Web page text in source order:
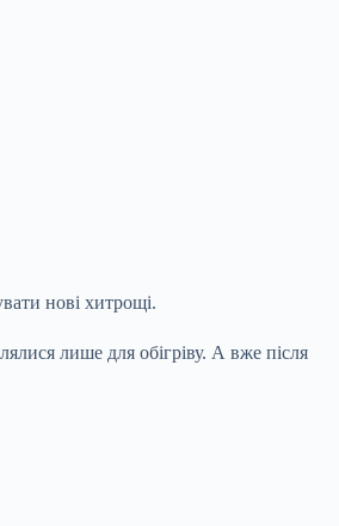
нові хитрощі.
лише для обігріву. А вже після